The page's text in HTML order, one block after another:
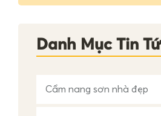
ế
h
o
Danh Mục Tin
Cẩm nang sơn nhà đẹp